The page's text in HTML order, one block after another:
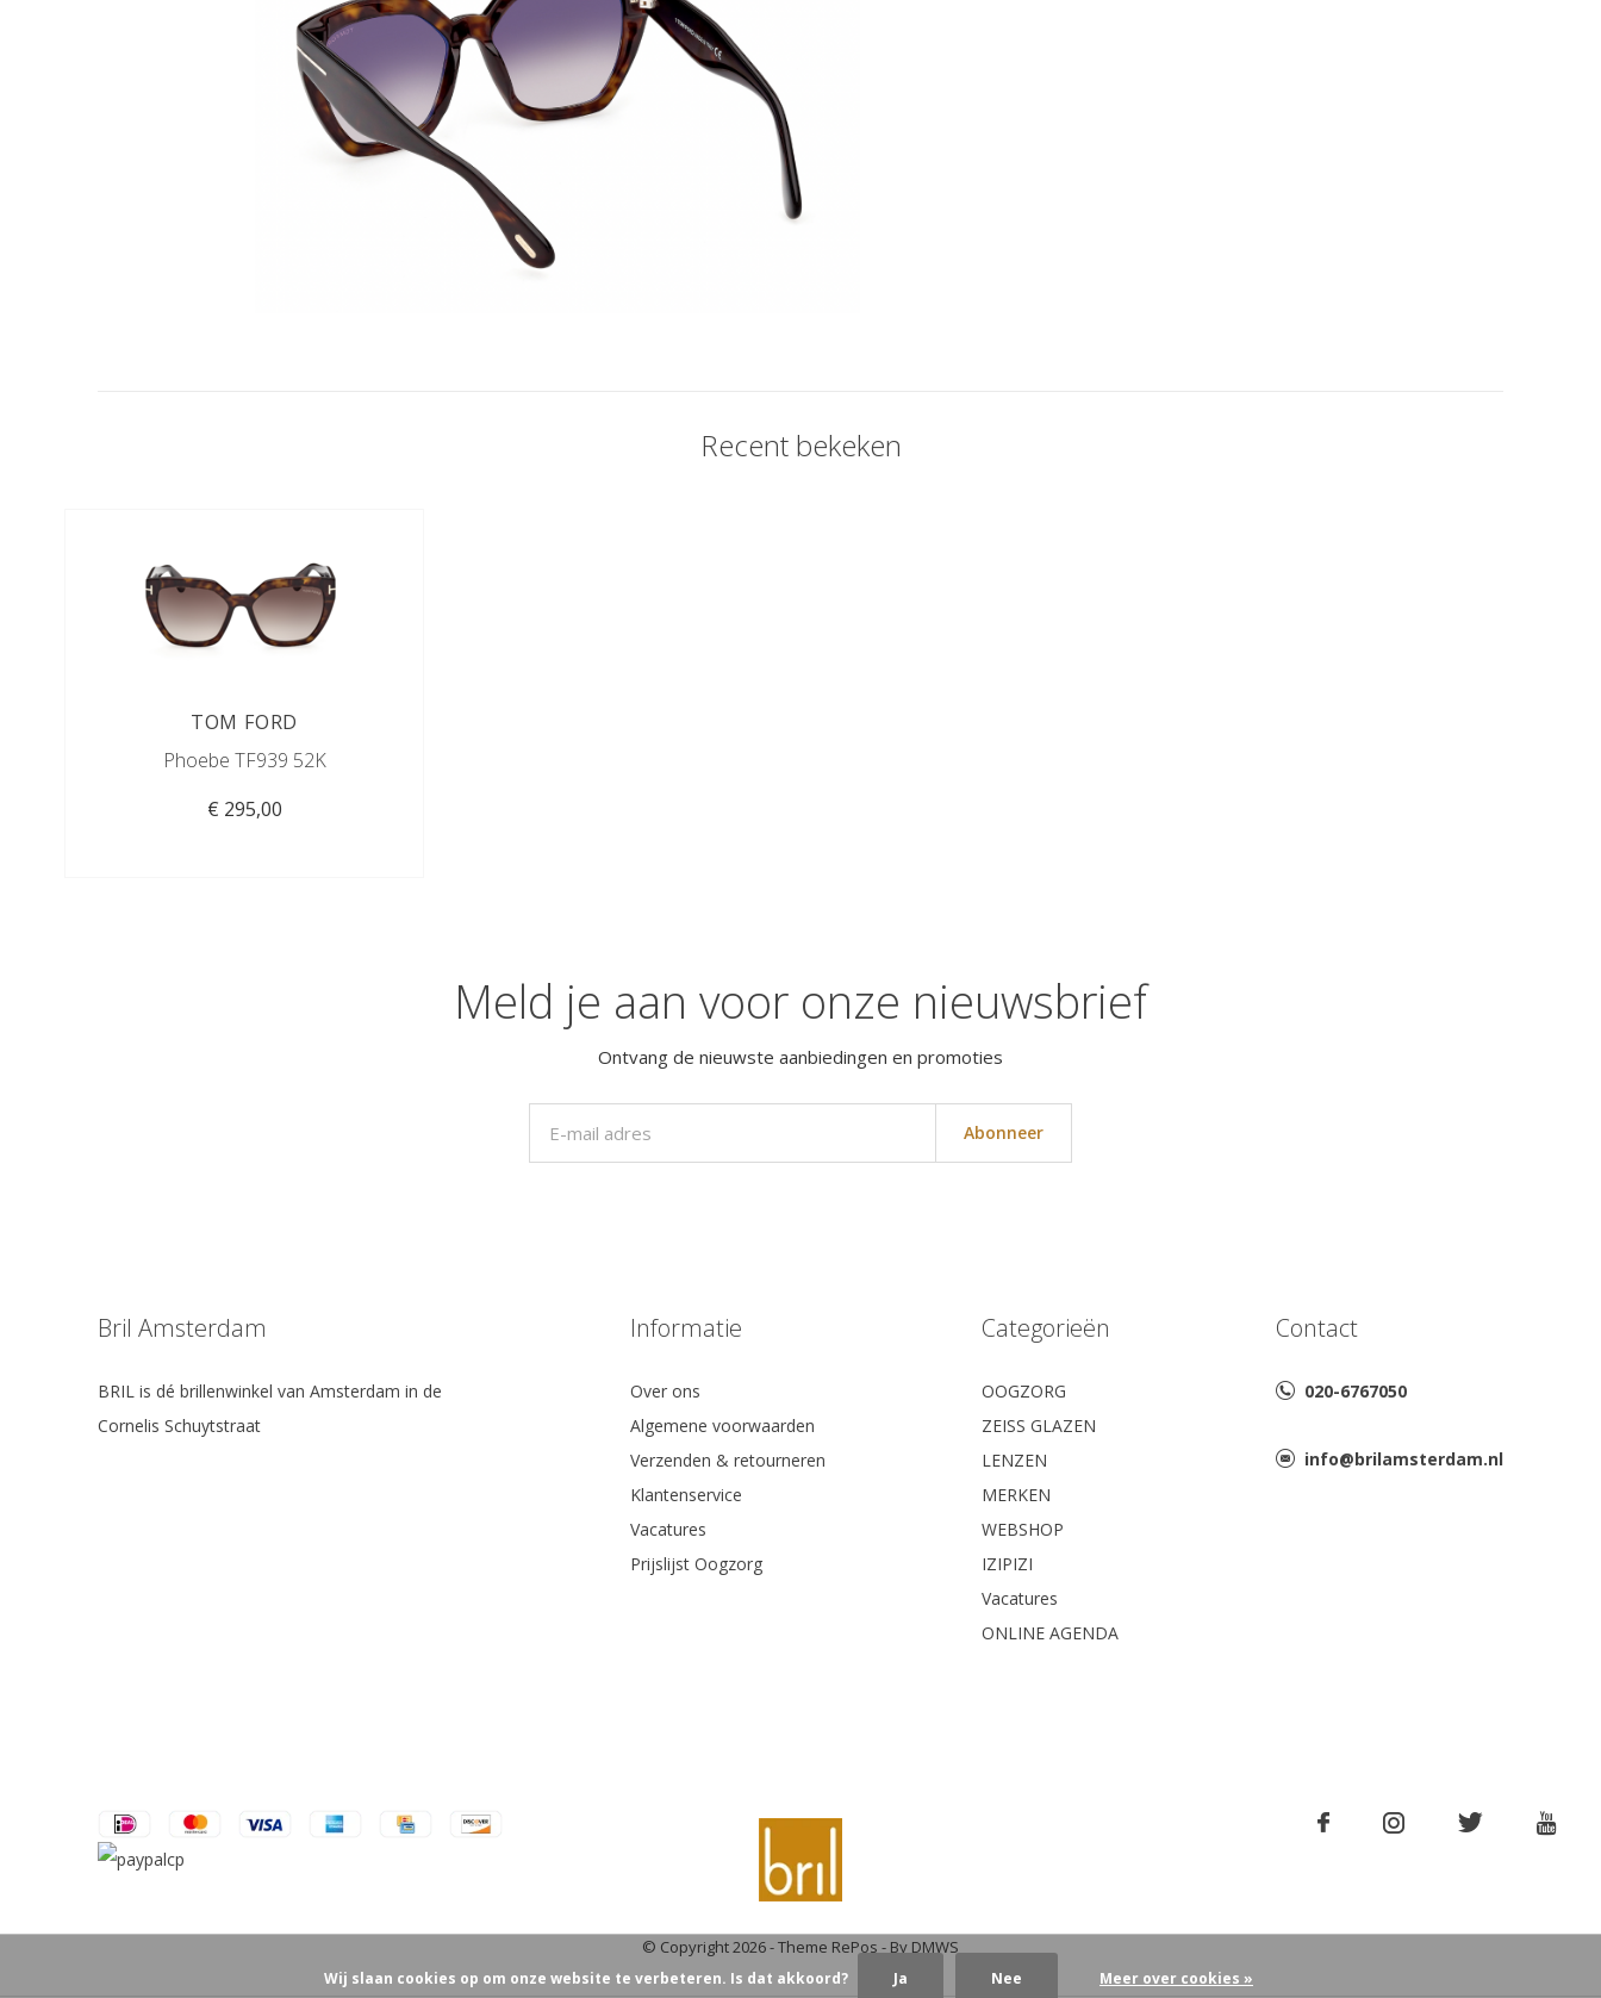
Recent bekeken
TOM FORD
Phoebe TF939 52K
€ 295,00
Meld je aan voor onze nieuwsbrief
Ontvang de nieuwste aanbiedingen en promoties
Abonneer
Bril Amsterdam
BRIL is dé brillenwinkel van Amsterdam in de
Cornelis Schuytstraat
Informatie
Over ons
Algemene voorwaarden
Verzenden & retourneren
Klantenservice
Vacatures
Prijslijst Oogzorg
Categorieën
OOGZORG
ZEISS GLAZEN
LENZEN
MERKEN
WEBSHOP
IZIPIZI
Vacatures
ONLINE AGENDA
Contact
020-6767050
info@brilamsterdam.nl
© Copyright2026- Theme RePos - By DMWS
Wij slaan cookies op om onze website te verbeteren. Is dat akkoord? Ja Nee Meer over cookies »